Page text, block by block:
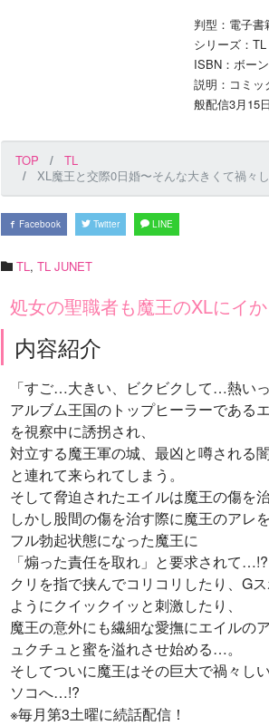
判型：電子書
シリーズ：
ISBN：ボー
説明：コミ
般配信3月15日
TOP
TL
XL魔王と交際0日婚〜そんな大きくて禍々しい
Facebook Twitter LINE
TL , TL JUNET
処女の聖職者も魔王のXLにイ
内容紹介
「すご…大きい、ビクビクして…熱いっ
アルブム王国のトップヒーラーである
を視察中に誘拐され、
対立する魔王軍の城、最凶と噂される
と連れて来られてしまう。
そして脅迫されたエイルは魔王の傷を
しかし股間の傷を治す際に魔王のアレ
フル勃起状態になった魔王に
「煽った責任を取れ」と要求されて…!?
クリを指で挟んでコリコリしたり、G
ようにクイックイッと刺激したり、
魔王の意外にも繊細な愛撫にエイルの
ュクチュと蜜を溢れさせ始める…。
そしてついに魔王はその巨大で禍々し
ソコへ…!?
※毎月第3土曜に続話配信！